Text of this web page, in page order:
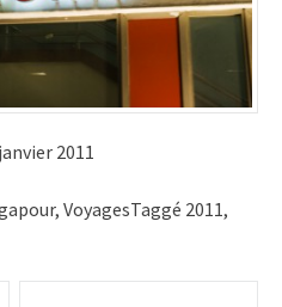
2011
, VoyagesTaggé 2011,